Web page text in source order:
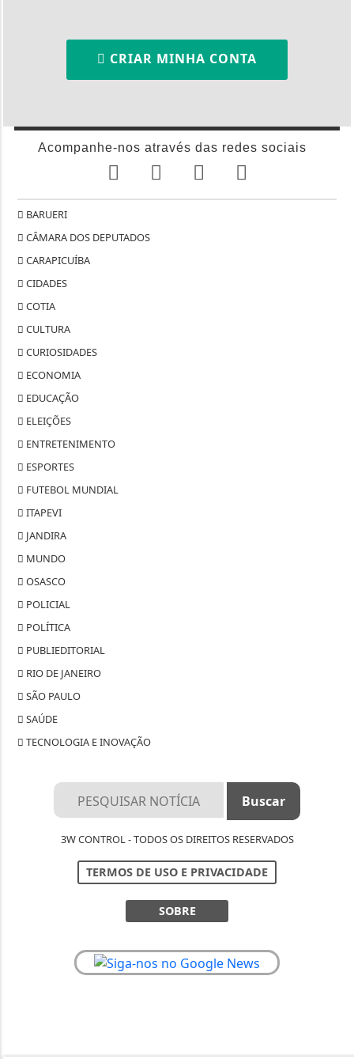
CRIAR MINHA CONTA
Acompanhe-nos através das redes sociais
BARUERI
CÂMARA DOS DEPUTADOS
CARAPICUÍBA
CIDADES
COTIA
CULTURA
CURIOSIDADES
ECONOMIA
EDUCAÇÃO
ELEIÇÕES
ENTRETENIMENTO
ESPORTES
FUTEBOL MUNDIAL
ITAPEVI
JANDIRA
MUNDO
OSASCO
POLICIAL
POLÍTICA
PUBLIEDITORIAL
RIO DE JANEIRO
SÃO PAULO
SAÚDE
TECNOLOGIA E INOVAÇÃO
3W CONTROL - TODOS OS DIREITOS RESERVADOS
TERMOS DE USO E PRIVACIDADE
SOBRE